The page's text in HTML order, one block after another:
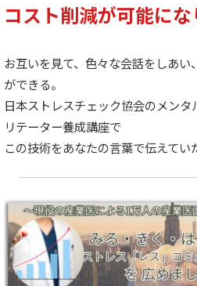
コスト削減が可能にな
お互いを見て、色々な会話をしあ
ができる。
日本ストレスチェック協会のメン
リテーター養成講座で
この技術をあなたの言葉で伝えてい